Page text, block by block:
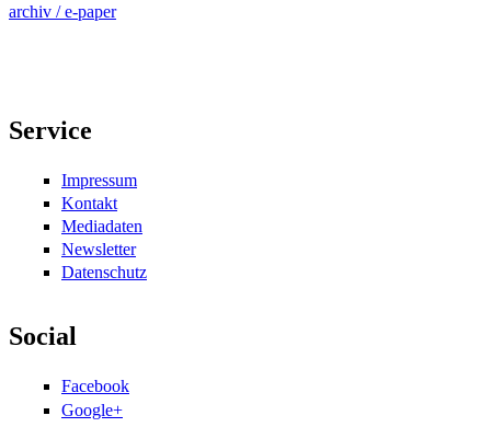
archiv / e-paper
Service
Impressum
Kontakt
Mediadaten
Newsletter
Datenschutz
Social
Facebook
Google+